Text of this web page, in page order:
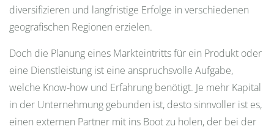
diversifizieren und langfristige Erfolge in verschiedenen
geografischen Regionen erzielen.
Doch die Planung eines Markteintritts für ein Produkt oder
eine Dienstleistung ist eine anspruchsvolle Aufgabe,
welche Know-how und Erfahrung benötigt. Je mehr Kapital
in der Unternehmung gebunden ist, desto sinnvoller ist es,
einen externen Partner mit ins Boot zu holen, der bei der